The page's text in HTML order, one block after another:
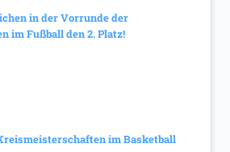
in der Vorrunde der
im Fußball den 2. Platz!
im Basketball